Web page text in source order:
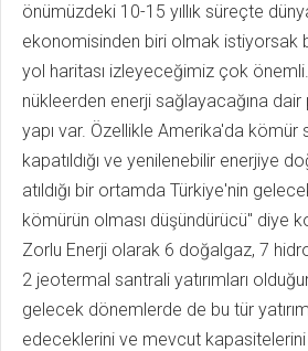
önümüzdeki 10-15 yıllık süreçte
ekonomisinden biri olmak istiyorsak
yol haritası izleyeceğimiz çok
nükleerden enerji sağlayacağına dair
yapı var. Özellikle Amerika'da kömür
kapatıldığı ve yenilenebilir enerjiye
atıldığı bir ortamda Türkiye'nin
kömürün olması düşündürücü" diye
Zorlu Enerji olarak 6 doğalgaz, 7
2 jeotermal santrali yatırımları
gelecek dönemlerde de bu tür
edeceklerini ve mevcut kapasitelerini